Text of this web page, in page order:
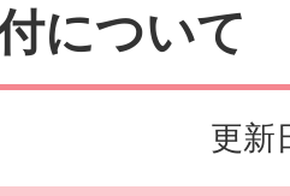
について
更新